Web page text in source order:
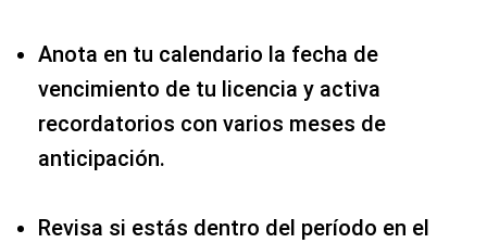
Anota en tu calendario la fecha de
vencimiento de tu licencia y activa
recordatorios con varios meses de
anticipación.
Revisa si estás dentro del período en el